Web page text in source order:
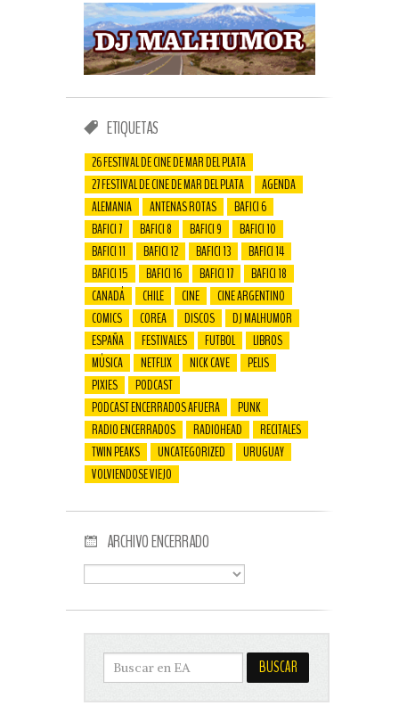
ETIQUETAS
26 FESTIVAL DE CINE DE MAR DEL PLATA
27 FESTIVAL DE CINE DE MAR DEL PLATA
AGENDA
ALEMANIA
ANTENAS ROTAS
BAFICI 6
BAFICI 7
BAFICI 8 BAFICI 9
BAFICI 10
BAFICI 11
BAFICI 12 BAFICI 13
BAFICI 14
BAFICI 15
BAFICI 16 BAFICI 17
BAFICI 18
CANADÁ
CHILE CINE
CINE ARGENTINO
COMICS
COREA DISCOS
DJ MALHUMOR
ESPAÑA
FESTIVALES FUTBOL
LIBROS
MÚSICA
NETFLIX NICK CAVE
PELIS
PIXIES
PODCAST
PODCAST ENCERRADOS AFUERA
PUNK
RADIO ENCERRADOS
RADIOHEAD
RECITALES
TWIN PEAKS
UNCATEGORIZED
URUGUAY
VOLVIENDOSE VIEJO
ARCHIVO ENCERRADO